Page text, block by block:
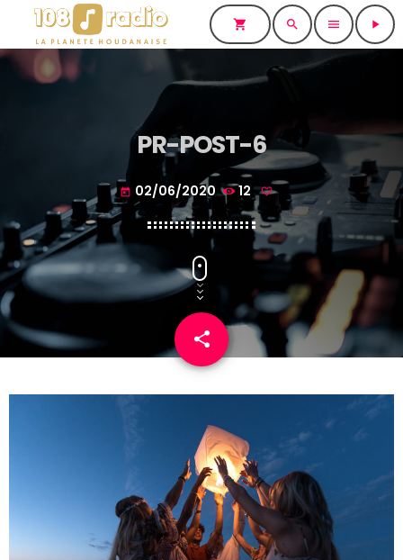
shopping_cart search menu play_arrow
PR-POST-6
today 02/06/2020 12
share
email